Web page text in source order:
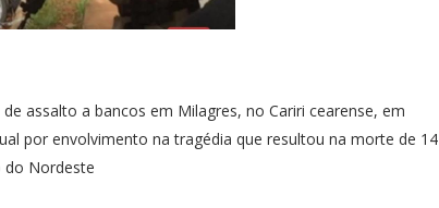
assalto a bancos em Milagres, no Cariri cearense, em
por envolvimento na tragédia que resultou na morte de 14
Nordeste